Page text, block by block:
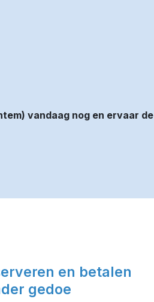
vandaag nog en ervaar de
en betalen
gedoe